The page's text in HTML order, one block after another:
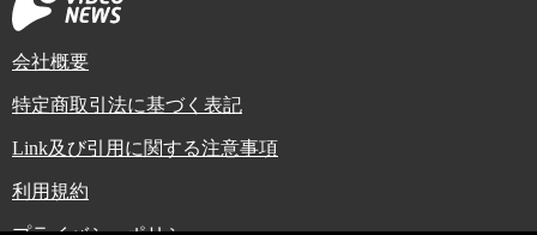
会社概要
特定商取引法に基づく表記
Link及び引用に関する注意事項
利用規約